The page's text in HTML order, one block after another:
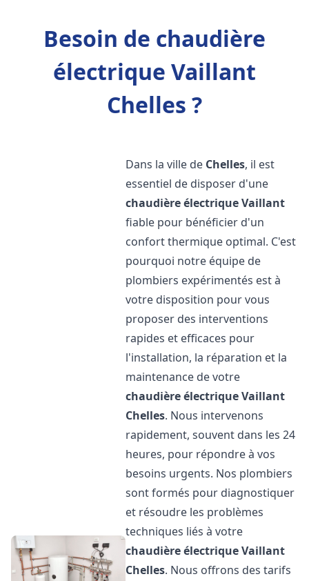
Besoin de chaudière
électrique Vaillant
Chelles ?
Dans la ville de Chelles, il est
essentiel de disposer d'une
chaudière électrique Vaillant
fiable pour bénéficier d'un
confort thermique optimal. C'est
pourquoi notre équipe de
plombiers expérimentés est à
votre disposition pour vous
proposer des interventions
rapides et efficaces pour
l'installation, la réparation et la
maintenance de votre
chaudière électrique Vaillant
Chelles. Nous intervenons
rapidement, souvent dans les 24
heures, pour répondre à vos
besoins urgents. Nos plombiers
sont formés pour diagnostiquer
et résoudre les problèmes
techniques liés à votre
chaudière électrique Vaillant
Chelles. Nous offrons des tarifs